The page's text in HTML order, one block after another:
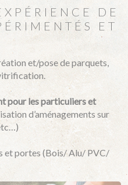
DE
ET
et/pose de parquets,
pour les particuliers et
d’aménagements sur
et portes (Bois/ Alu/ PVC/